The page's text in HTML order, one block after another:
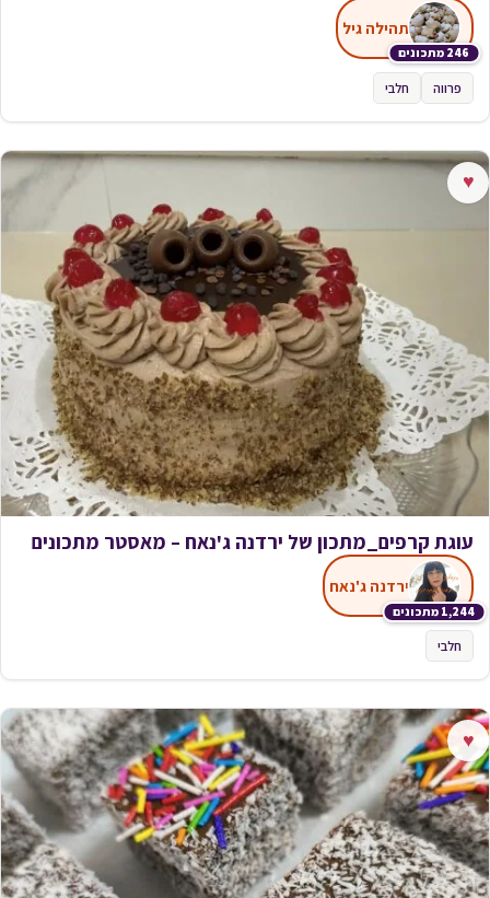
246 מתכונים
תהילה גיל
פרווה חלבי
♥
עוגת קרפים_מתכון של ירדנה ג'נאח – מאסטר מתכונים
1,244 מתכונים
ירדנה ג'נאח
חלבי
♥